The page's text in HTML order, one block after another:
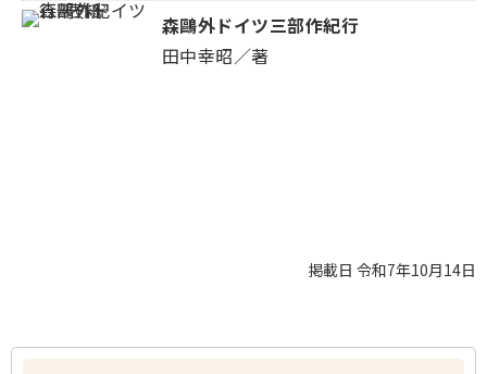
森鷗外ドイツ三部作紀行
田中幸昭／著
掲載日 令和7年10月14日